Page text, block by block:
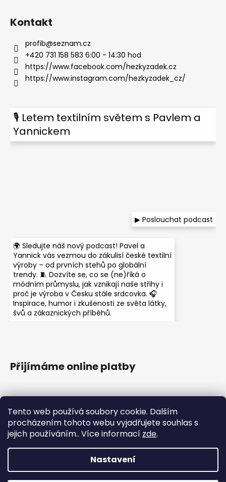
Tento web používá soubory cookie. Dalším
procházením tohoto webu vyjadřujete souhlas s
jejich používáním.. Více informací zde.
Nastavení
Kontakt
profib@seznam.cz
+420 731 158 583 6:00 - 14:30 hod
https://www.facebook.com/hezkyzadek.cz
https://www.instagram.com/hezkyzadek_cz/
🎙 Letem textilním světem s Pavlem a
Yannickem
🌍 Sledujte náš nový podcast! Pavel a
Yannick vás vezmou do zákulisí české textilní
výroby – od prvních stehů po globální
trendy. 🧵 Dozvíte se, co se (ne)říká o
módním průmyslu, jak vznikají naše střihy i
proč je výroba v Česku stále srdcovka. 🎧
Inspirace, humor i zkušenosti ze světa látky,
švů a zákaznických příběhů.
▶ Poslouchat podcast
Přijímáme online platby
Instagram